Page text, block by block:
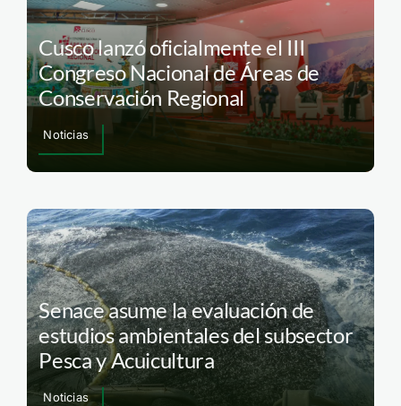
Cusco lanzó oficialmente el III
Congreso Nacional de Áreas de
Conservación Regional
Noticias
Senace asume la evaluación de
estudios ambientales del subsector
Pesca y Acuicultura
Noticias